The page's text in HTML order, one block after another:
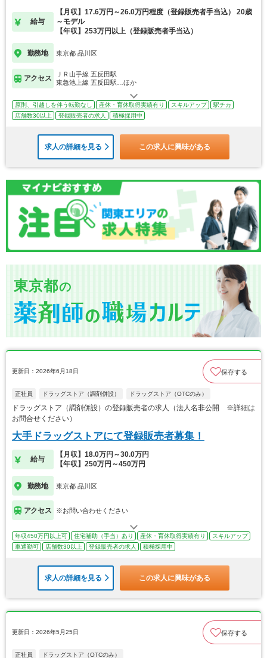
給与
【月収】17.6万円～26.0万円程度（登録販売者手当込） 20歳
～モデル
【年収】253万円以上（登録販売者手当込）
勤務地 東京都 品川区
アクセス
ＪＲ山手線 五反田駅
東急池上線 五反田駅…ほか
原則、引越しを伴う転勤なし 産休・育休取得実績有り スキルアップ
駅チカ
店舗数30以上
登録販売者の求人 積極採用中
求人の詳細を見る この求人に興味がある
東京都の
更新日：2026年6月18日 保存する
正社員 ドラッグストア（調剤併設） ドラッグストア（OTCのみ）
ドラッグストア（調剤併設）の登録販売者の求人（法人名非公開 ※詳細は
お問合せください）
大手ドラッグストアにて登録販売者募集！
給与
【月収】18.0万円～30.0万円
【年収】250万円～450万円
勤務地 東京都 品川区
アクセス ※お問い合わせください
年収450万円以上可 住宅補助（手当）あり 産休・育休取得実績有り
スキルアップ
車通勤可
店舗数30以上 登録販売者の求人 積極採用中
求人の詳細を見る この求人に興味がある
更新日：2026年5月25日 保存する
正社員 ドラッグストア（OTCのみ）